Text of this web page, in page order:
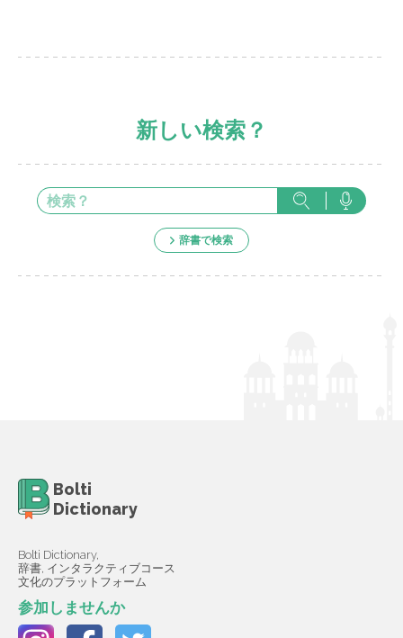
新しい検索？
辞書で検索
Bolti
Dictionary
Bolti Dictionary,
辞書, インタラクティブコース
文化のプラットフォーム
参加しませんか